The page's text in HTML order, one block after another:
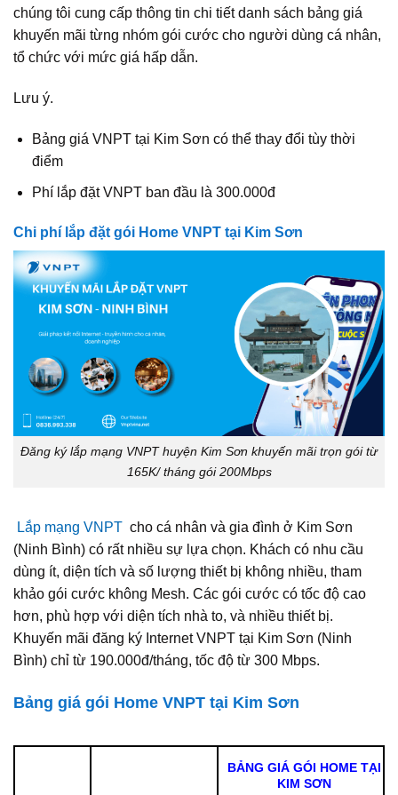
chúng tôi cung cấp thông tin chi tiết danh sách bảng giá
khuyến mãi từng nhóm gói cước cho người dùng cá nhân,
tổ chức với mức giá hấp dẫn.
Lưu ý.
Bảng giá VNPT tại Kim Sơn có thể thay đổi tùy thời
điểm
Phí lắp đặt VNPT ban đầu là 300.000đ
Chi phí lắp đặt gói Home VNPT tại Kim Sơn
Đăng ký lắp mạng VNPT huyện Kim Sơn khuyến mãi trọn gói từ
165K/ tháng gói 200Mbps
Lắp mạng VNPT cho cá nhân và gia đình ở Kim Sơn
(Ninh Bình) có rất nhiều sự lựa chọn. Khách có nhu cầu
dùng ít, diện tích và số lượng thiết bị không nhiều, tham
khảo gói cước không Mesh. Các gói cước có tốc độ cao
hơn, phù hợp với diện tích nhà to, và nhiều thiết bị.
Khuyến mãi đăng ký Internet VNPT tại Kim Sơn (Ninh
Bình) chỉ từ 190.000đ/tháng, tốc độ từ 300 Mbps.
Bảng giá gói Home VNPT tại Kim Sơn
BẢNG GIÁ GÓI HOME TẠI
KIM SƠN